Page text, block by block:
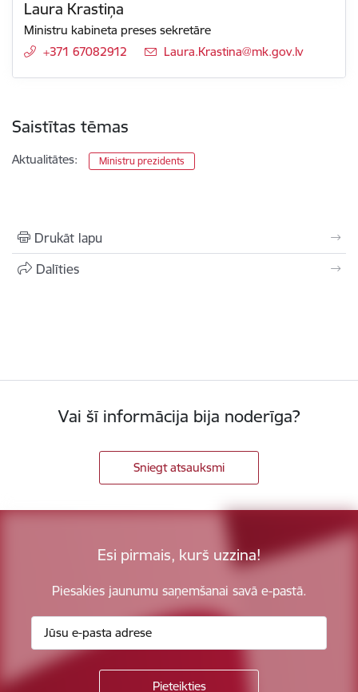
Laura Krastiņa
Ministru kabineta preses sekretāre
+371 67082912
E-pasts:
Laura.Krastina@mk.gov.lv
Saistītas tēmas
Aktualitātes: Ministru prezidents
Drukāt lapu
Dalīties
Vai šī informācija bija noderīga?
Sniegt atsauksmi
Esi pirmais, kurš uzzina!
Piesakies jaunumu saņemšanai savā e-pastā.